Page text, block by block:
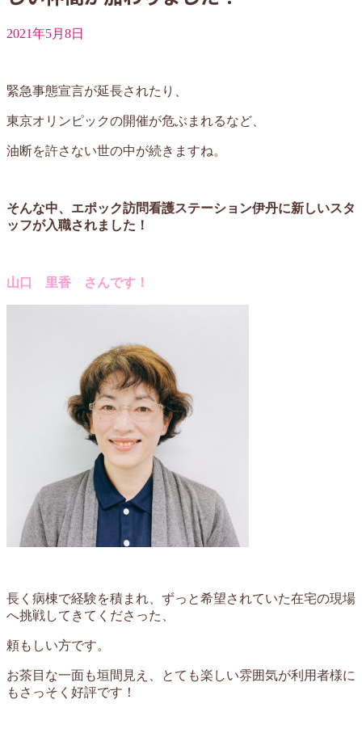
2021年5月8日
緊急事態宣言が延長されたり、
東京オリンピックの開催が危ぶまれるなど、
油断を許さない世の中が続きますね。
そんな中、エポック訪問看護ステーション伊丹に新しいスタ
ッフが入職されました！
山口 里香 さんです！
長く病棟で経験を積まれ、ずっと希望されていた在宅の現場
へ挑戦してきてくださった、
頼もしい方です。
お茶目な一面も垣間見え、とても楽しい雰囲気が利用者様に
もさっそく好評です！